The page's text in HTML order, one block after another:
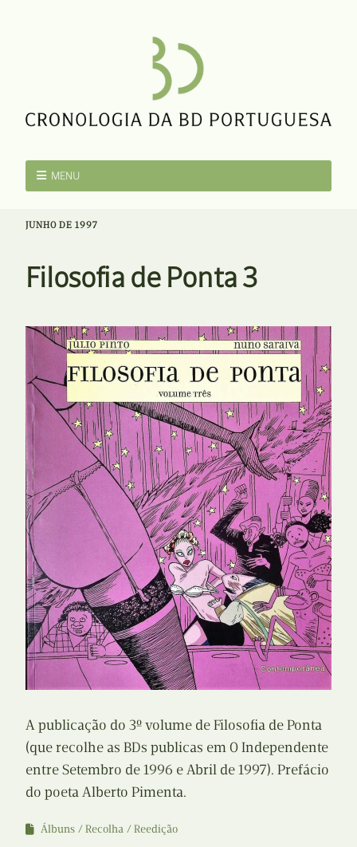
MENU
JUNHO DE 1997
Filosofia de Ponta 3
A publicação do 3º volume de Filosofia de Ponta
(que recolhe as BDs publicas em O Independente
entre Setembro de 1996 e Abril de 1997). Prefácio
do poeta Alberto Pimenta.
Álbuns Recolha
Reedição